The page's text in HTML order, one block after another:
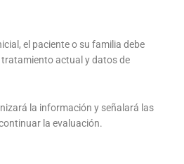
el paciente o su familia debe
actual y datos de
la información y señalará las
la evaluación.